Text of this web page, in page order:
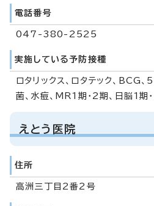
電話番号
047-380-2525
実施している予防接種
ロタリックス、ロタテック、BCG
菌、水痘、MR1期・2期、日脳1期
えとう医院
住所
高洲三丁目2番2号